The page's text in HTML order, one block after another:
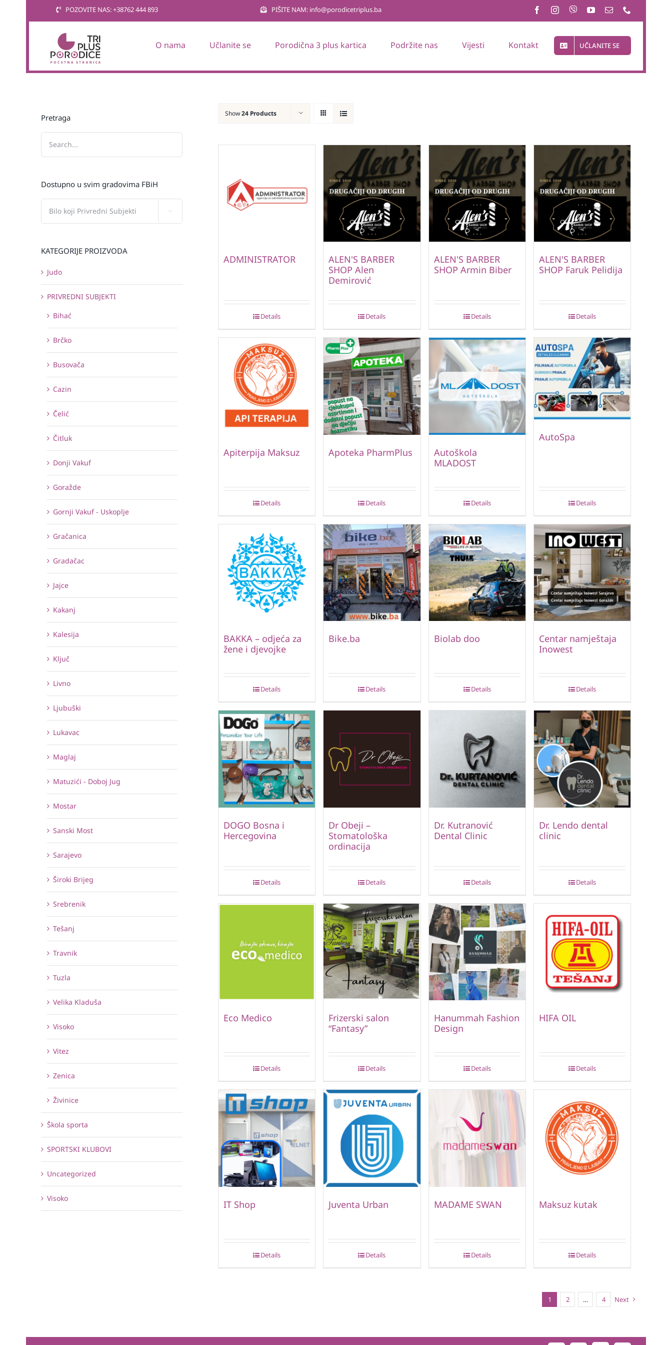
POZOVITE NAS: +38762 444 893 PIŠITE NAM: info@porodicetriplus.ba
O nama Učlanite se Porodična 3 plus kartica Podržite nas Vijesti Kontakt UČLANITE SE
Show24 Products
ADMINISTRATOR
Details
ALEN'S BARBER
SHOP Alen
Demirović
Details
ALEN'S BARBER
SHOP Armin Biber
Details
ALEN'S BARBER
SHOP Faruk Pelidija
Details
Apiterpija Maksuz
Details
Apoteka PharmPlus
Details
Autoškola
MLADOST
Details
AutoSpa
Details
BAKKA – odjeća za
žene i djevojke
Details
Bike.ba
Details
Biolab doo
Details
Centar namještaja
Inowest
Details
DOGO Bosna i
Hercegovina
Details
Dr Obeji –
Stomatološka
ordinacija
Details
Dr. Kutranović
Dental Clinic
Details
Dr. Lendo dental
clinic
Details
Eco Medico
Details
Frizerski salon
“Fantasy”
Details
Hanummah Fashion
Design
Details
HIFA OIL
Details
IT Shop
Details
Juventa Urban
Details
MADAME SWAN
Details
Maksuz kutak
Details
1 2 … 4 Next
Pretraga
Dostupno u svim gradovima FBiH
KATEGORIJE PROIZVODA
Judo
PRIVREDNI SUBJEKTI
Bihać
Brčko
Busovača
Cazin
Čelić
Čitluk
Donji Vakuf
Goražde
Gornji Vakuf - Uskoplje
Gračanica
Gradačac
Jajce
Kakanj
Kalesija
Ključ
Livno
Ljubuški
Lukavac
Maglaj
Matuzići - Doboj Jug
Mostar
Sanski Most
Sarajevo
Široki Brijeg
Srebrenik
Tešanj
Travnik
Tuzla
Velika Kladuša
Visoko
Vitez
Zenica
Živinice
Škola sporta
SPORTSKI KLUBOVI
Uncategorized
Visoko